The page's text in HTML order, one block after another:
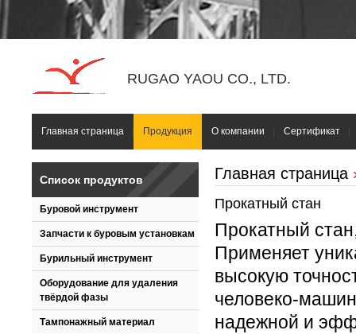
RUGAO YAOU CO., LTD.
Главная страница Продукция О компании Сертификат
Список продуктов
Буровой инструмент
Запчасти к буровым установкам
Бурильный инструмент
Оборудование для удаления
твёрдой фазы
Тампонажный материал
Главная страница
Прокатный стан
Прокатный
Применяет
высокую
человеко-
надежной и